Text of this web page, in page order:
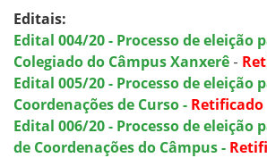
Editais:
Edital 004/20 - Processo de eleição
Colegiado do Câmpus Xanxerê -
Edital 005/20 - Processo de eleição
Coordenações de Curso - Retificado
Edital 006/20 - Processo de eleição
de Coordenações do Câmpus -